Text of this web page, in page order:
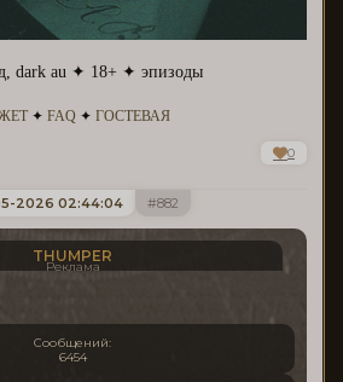
dark au ✦ 18+ ✦ эпизоды
✦ FAQ ✦ ГОСТЕВАЯ
0
882
2026 02:44:04
THUMPER
Реклама
Сообщений:
6454